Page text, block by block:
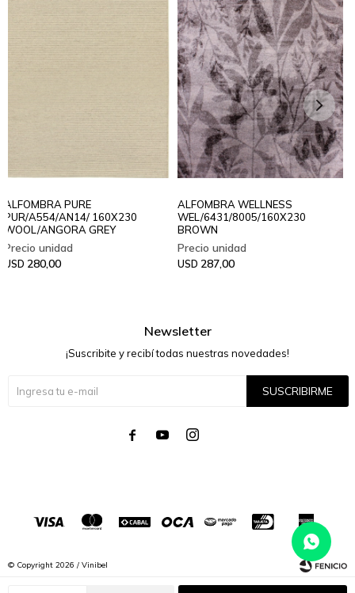
ALFOMBRA PURE
PUR/A554/AN14/ 160X230
WOOL/ANGORA GREY
USD 280,00
ALFOMBRA WELLNESS
WEL/6431/8005/160X230
BROWN
USD 287,00
Newsletter
¡Suscribite y recibí todas nuestras novedades!
SUSCRIBIRME
  
© Copyright 2026 / Vinibel